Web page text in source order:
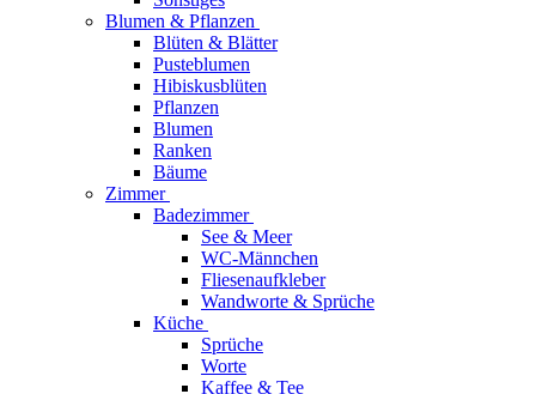
Blumen & Pflanzen
Blüten & Blätter
Pusteblumen
Hibiskusblüten
Pflanzen
Blumen
Ranken
Bäume
Zimmer
Badezimmer
See & Meer
WC-Männchen
Fliesenaufkleber
Wandworte & Sprüche
Küche
Sprüche
Worte
Kaffee & Tee